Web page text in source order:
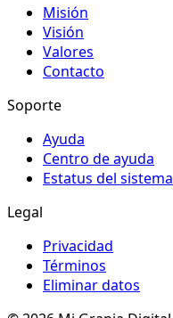
Misión
Visión
Valores
Contacto
Soporte
Ayuda
Centro de ayuda
Estatus del sistema
Legal
Privacidad
Términos
Eliminar datos